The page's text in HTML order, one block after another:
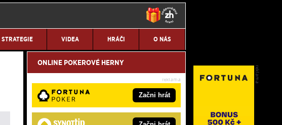
STRATEGIE VIDEA HRÁČI O NÁS
ONLINE POKEROVÉ HERNY
Začni hrát